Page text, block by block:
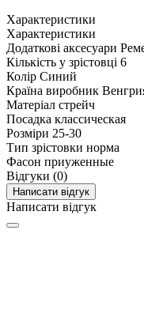
Характеристики
Характеристики
Додаткові аксесуари
Кількість у зрістовці 6
Колір Синий
Країна виробник
Матеріал стрейч
Посадка классическая
Розміри 25-30
Тип зрістовки норма
Фасон приуженные
Відгуки (0)
Написати відгук
Написати відгук